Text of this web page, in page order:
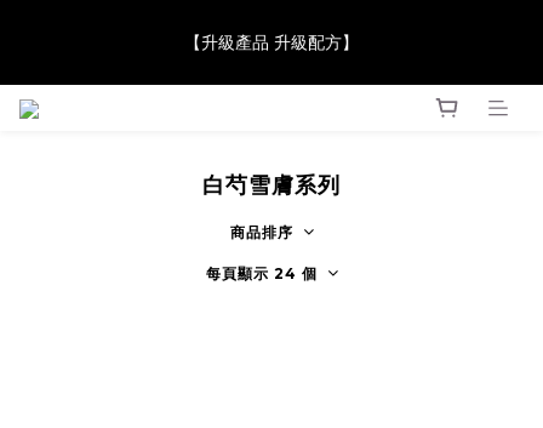
Award 勇奪金獎】
【升級產品 升級配方】
【JaneClare 康膚薈在iida Award Milan 2024 Professional
白芍雪膚系列
商品排序
每頁顯示 24 個